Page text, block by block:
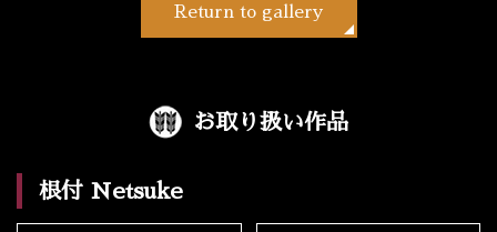
Return to gallery
お取り扱い作品
根付 Netsuke